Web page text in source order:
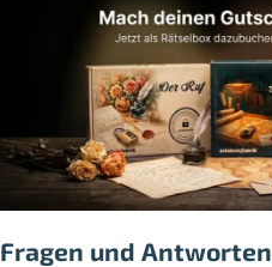
Fragen und Antworten